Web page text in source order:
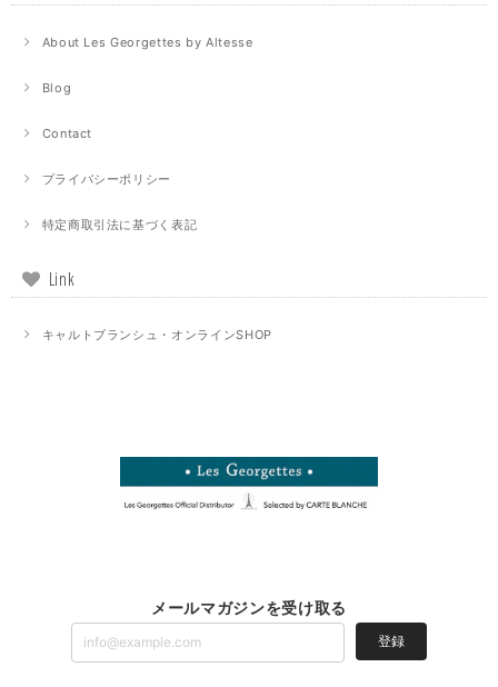
About Les Georgettes by Altesse
Blog
Contact
プライバシーポリシー
特定商取引法に基づく表記
Link
キャルトブランシュ・オンラインSHOP
メールマガジンを受け取る
登録